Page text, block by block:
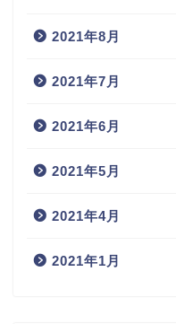
2021年8月
2021年7月
2021年6月
2021年5月
2021年4月
2021年1月